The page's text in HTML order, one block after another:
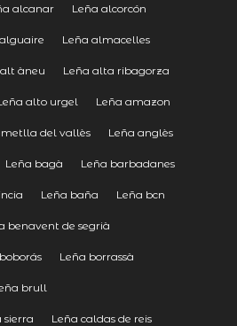
alcanar Leña alcorcón
Leña almacelles
àneu Leña alta ribagorza
alto urgel Leña amazon
del vallès Leña anglès
Leña bagà Leña barbadanes
Leña baña Leña bcn
benavent de segrià
Leña borrassà
brull
sierra Leña caldas de reis